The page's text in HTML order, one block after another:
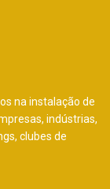
na instalação de
indústrias,
clubes de